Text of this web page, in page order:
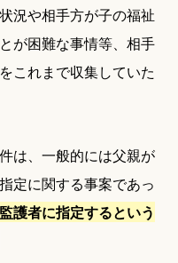
況や相手方が子の福祉
が困難な事情等、相手
これまで収集していた
は、一般的には父親が
定に関する事案であっ
護者に指定するという